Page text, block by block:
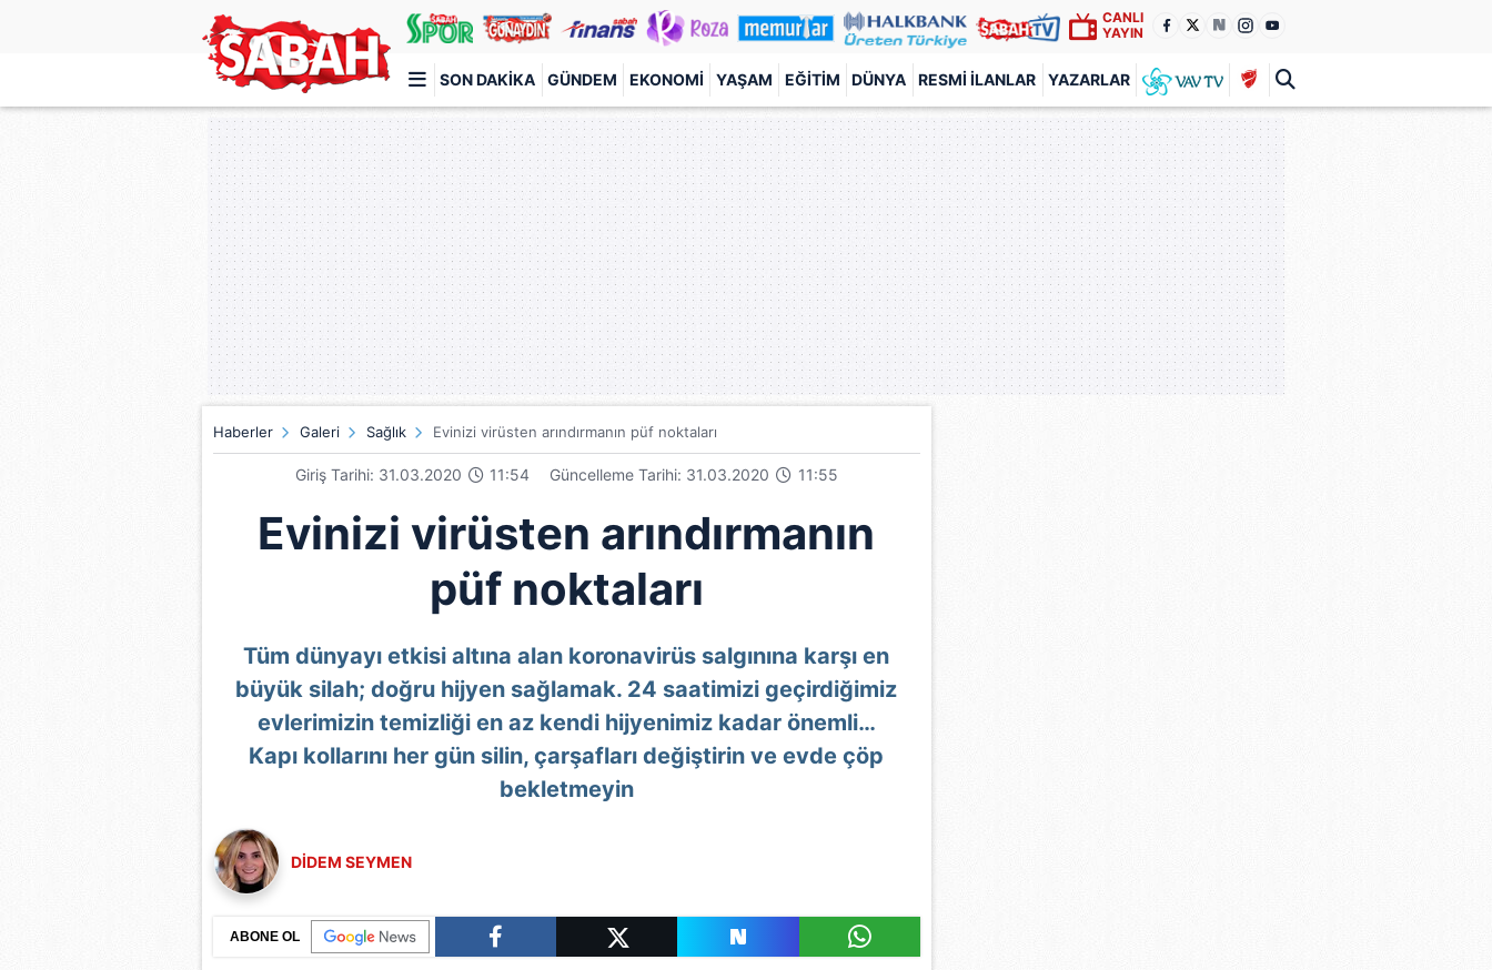
CANLI
YAYIN
SON DAKIKA GÜNDEM EKONOMI YAŞAM EĞITIM DÜNYA RESMI İLANLAR YAZARLAR
Türkiye'nin en iyi haber sitesi
Haberler Galeri Sağlık Evinizi virüsten arındırmanın püf noktaları
Giriş Tarihi: 31.03.2020 11:54 Güncelleme Tarihi: 31.03.2020 11:55
Evinizi virüsten arındırmanın
püf noktaları
Tüm dünyayı etkisi altına alan koronavirüs salgınına karşı en
büyük silah; doğru hijyen sağlamak. 24 saatimizi geçirdiğimiz
evlerimizin temizliği en az kendi hijyenimiz kadar önemli…
Kapı kollarını her gün silin, çarşafları değiştirin ve evde çöp
bekletmeyin
DİDEM SEYMEN
ABONE OL